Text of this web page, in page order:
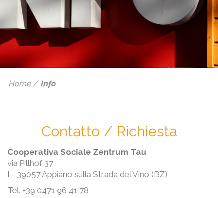
Home Info
Contatto / Richiesta
Cooperativa Sociale Zentrum Tau
via Pillhof 37
I - 39057 Appiano sulla Strada del Vino (BZ)
Tel. +39 0471 96 41 78